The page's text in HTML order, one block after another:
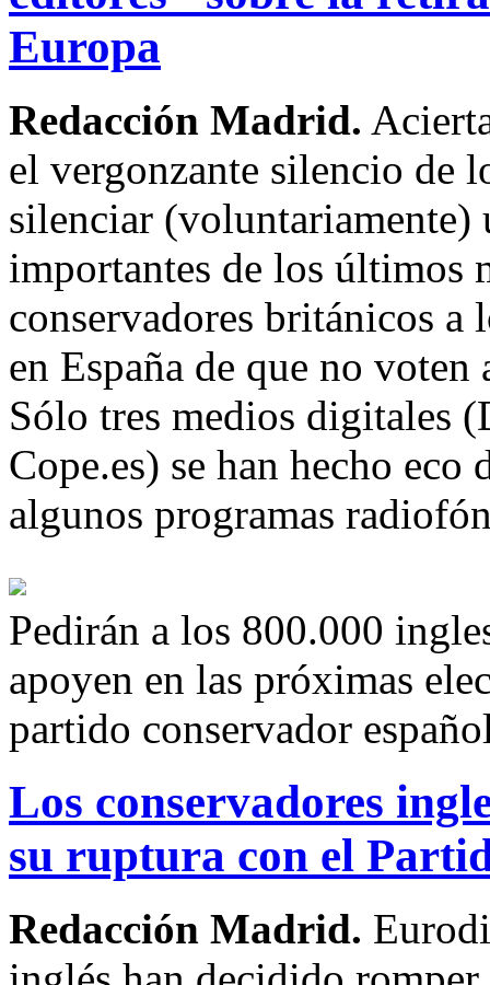
Europa
Redacción Madrid.
el vergonzante silencio de
silenciar (voluntariamente)
importantes de los últimos
conservadores británicos a
en España de que no
Sólo tres medios digitales
Cope.es) se han hecho
algunos programas
Pedirán a los 800.000
apoyen en las próximas
partido conservador
Los conservadores
su ruptura con el
Redacción Madrid.